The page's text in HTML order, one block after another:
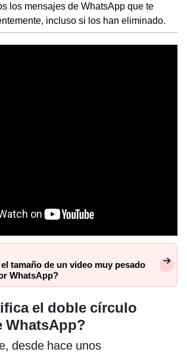
los mensajes de WhatsApp que te
incluso si los han eliminado.
tamaño de un video muy pesado
WhatsApp?
el doble círculo
WhatsApp?
desde hace unos